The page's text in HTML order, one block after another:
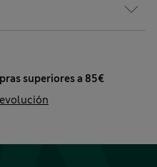
superiores a 85€